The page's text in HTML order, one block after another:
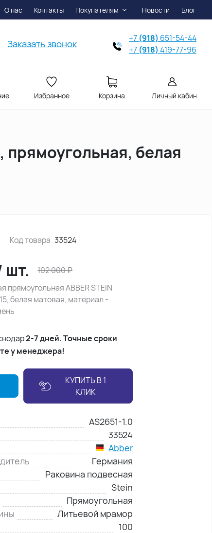
О нас Контакты Покупателям Новости Блог
Заказать звонок +7 (918) 651-54-44
+7 (918) 419-77-96
Избранное Корзина Личный кабинет
прямоугольная, белая
Код товара 33524
шт. 102 000₽
прямоугольная ABBER STEIN
белая матовая, материал -
2-7 дней. Точные сроки
у менеджера!
КУПИТЬ В 1
КЛИК
AS2651-1.0
33524
Abber
Германия
Раковина подвесная
Stein
Прямоугольная
Литьевой мрамор
100